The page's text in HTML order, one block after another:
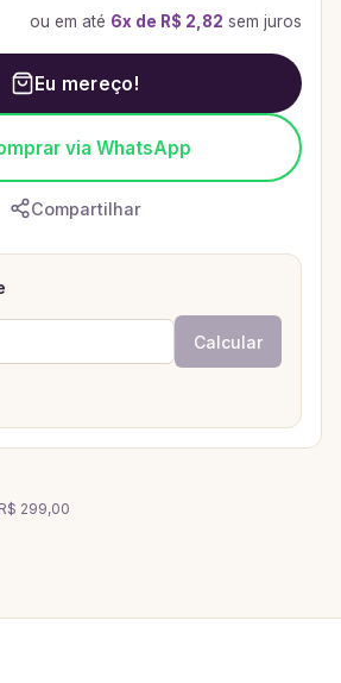
ou em até 6x de R$ 2,82 sem juros
Eu mereço!
via WhatsApp
Compartilhar
Calcular
R$ 299,00